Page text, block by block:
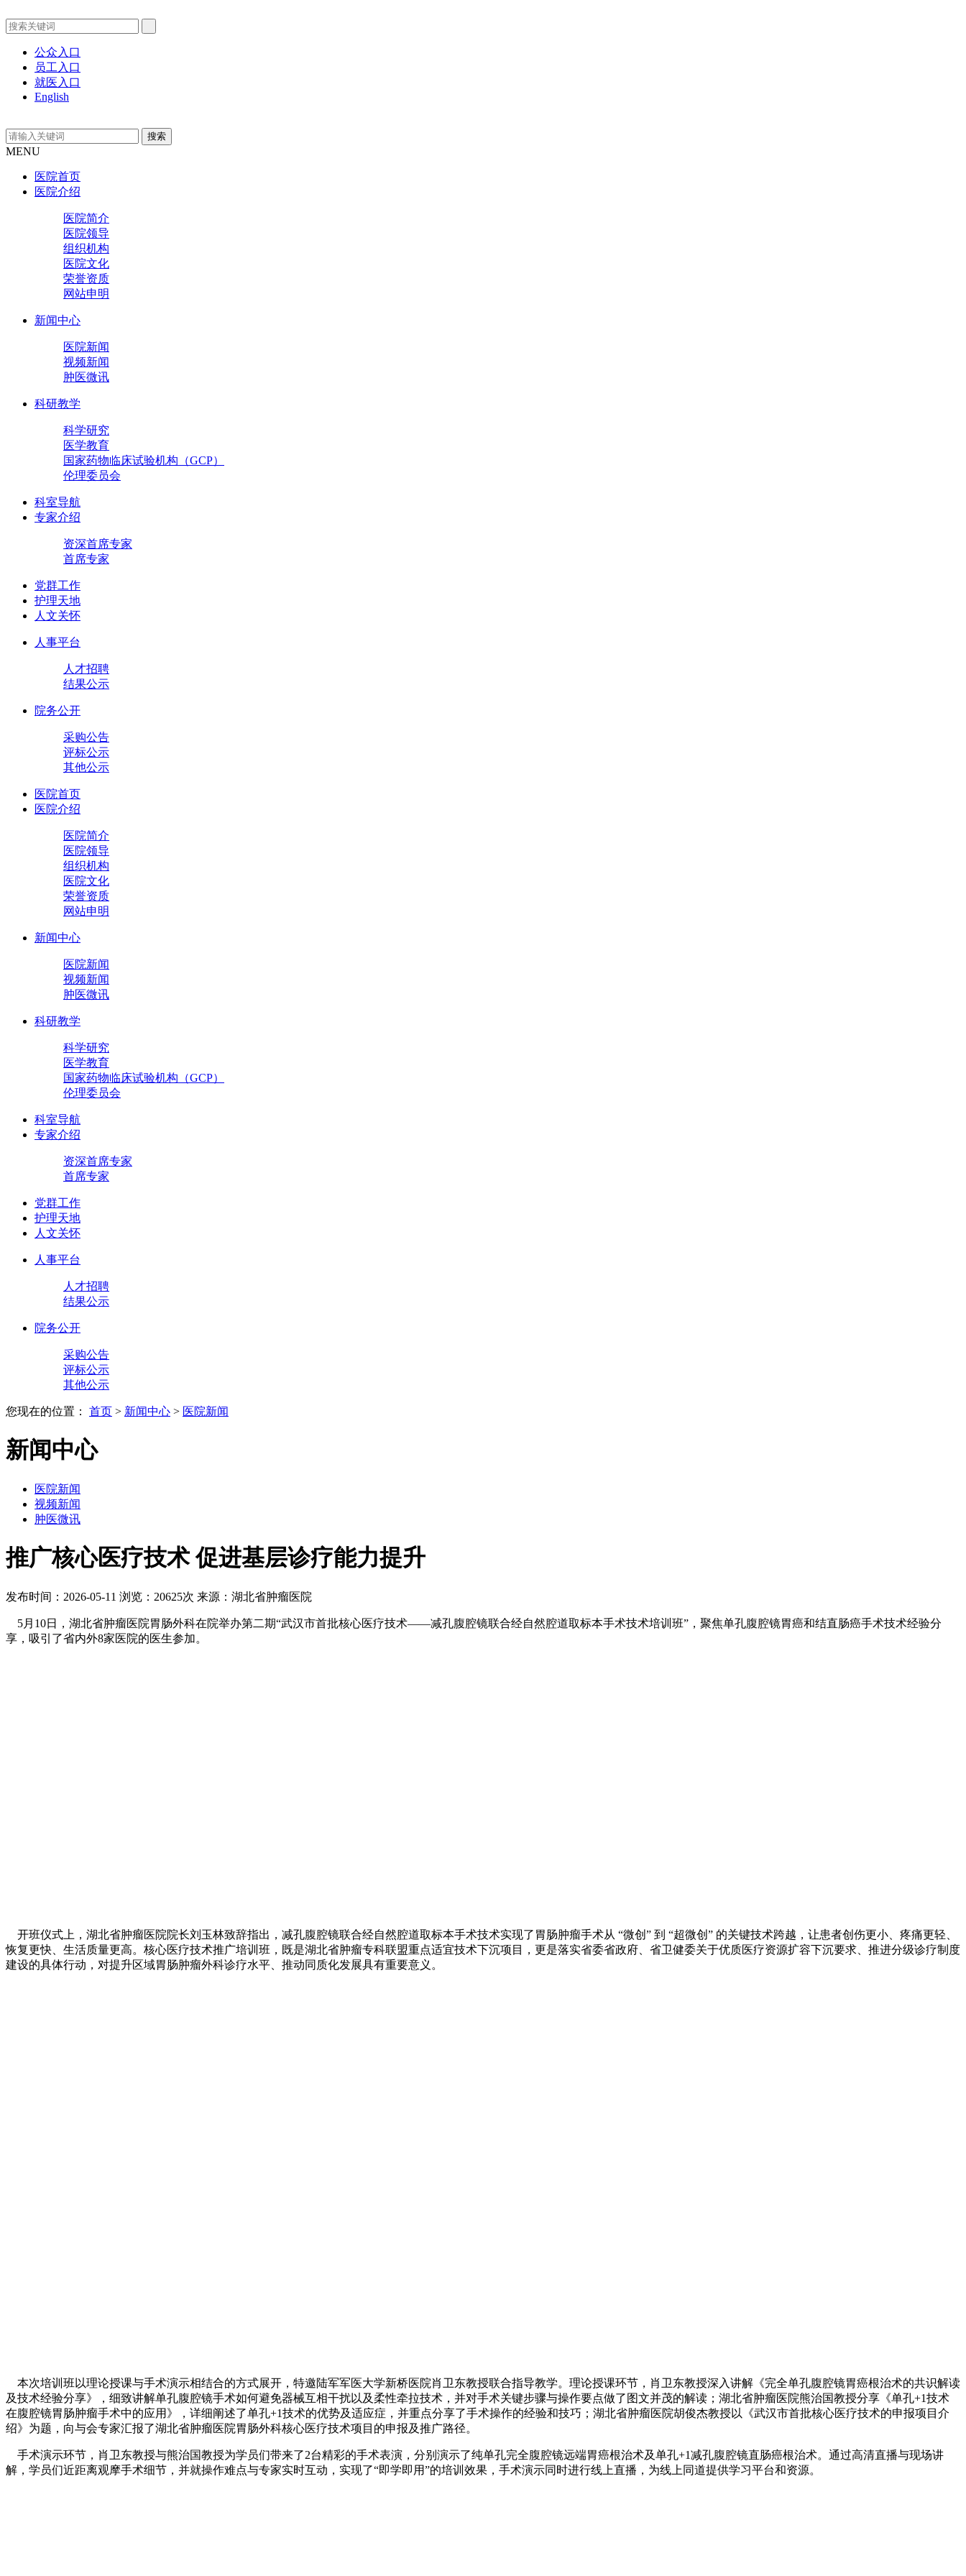
公众入口
员工入口
就医入口
English
MENU
医院首页
医院介绍
医院简介
医院领导
组织机构
医院文化
荣誉资质
网站申明
新闻中心
医院新闻
视频新闻
肿医微讯
科研教学
科学研究
医学教育
国家药物临床试验机构（GCP）
伦理委员会
科室导航
专家介绍
资深首席专家
首席专家
党群工作
护理天地
人文关怀
人事平台
人才招聘
结果公示
院务公开
采购公告
评标公示
其他公示
医院首页
医院介绍
医院简介
医院领导
组织机构
医院文化
荣誉资质
网站申明
新闻中心
医院新闻
视频新闻
肿医微讯
科研教学
科学研究
医学教育
国家药物临床试验机构（GCP）
伦理委员会
科室导航
专家介绍
资深首席专家
首席专家
党群工作
护理天地
人文关怀
人事平台
人才招聘
结果公示
院务公开
采购公告
评标公示
其他公示
您现在的位置： 首页 > 新闻中心 > 医院新闻
新闻中心
医院新闻
视频新闻
肿医微讯
推广核心医疗技术 促进基层诊疗能力提升
发布时间：2026-05-11 浏览：20625次 来源：湖北省肿瘤医院
5月10日，湖北省肿瘤医院胃肠外科在院举办第二期“武汉市首批核心医疗技术——减孔腹腔镜联合经自然腔道取标本手术技术培训班”，聚焦单孔腹腔镜胃癌和结直肠癌手术技术经验分
享，吸引了省内外8家医院的医生参加。
开班仪式上，湖北省肿瘤医院院长刘玉林致辞指出，减孔腹腔镜联合经自然腔道取标本手术技术实现了胃肠肿瘤手术从 “微创” 到 “超微创” 的关键技术跨越，让患者创伤更小、疼痛更轻、
恢复更快、生活质量更高。核心医疗技术推广培训班，既是湖北省肿瘤专科联盟重点适宜技术下沉项目，更是落实省委省政府、省卫健委关于优质医疗资源扩容下沉要求、推进分级诊疗制度
建设的具体行动，对提升区域胃肠肿瘤外科诊疗水平、推动同质化发展具有重要意义。
本次培训班以理论授课与手术演示相结合的方式展开，特邀陆军军医大学新桥医院肖卫东教授联合指导教学。理论授课环节，肖卫东教授深入讲解《完全单孔腹腔镜胃癌根治术的共识解读
及技术经验分享》，细致讲解单孔腹腔镜手术如何避免器械互相干扰以及柔性牵拉技术，并对手术关键步骤与操作要点做了图文并茂的解读；湖北省肿瘤医院熊治国教授分享《单孔+1技术
在腹腔镜胃肠肿瘤手术中的应用》，详细阐述了单孔+1技术的优势及适应症，并重点分享了手术操作的经验和技巧；湖北省肿瘤医院胡俊杰教授以《武汉市首批核心医疗技术的申报项目介
绍》为题，向与会专家汇报了湖北省肿瘤医院胃肠外科核心医疗技术项目的申报及推广路径。
手术演示环节，肖卫东教授与熊治国教授为学员们带来了2台精彩的手术表演，分别演示了纯单孔完全腹腔镜远端胃癌根治术及单孔+1减孔腹腔镜直肠癌根治术。通过高清直播与现场讲
解，学员们近距离观摩手术细节，并就操作难点与专家实时互动，实现了“即学即用”的培训效果，手术演示同时进行线上直播，为线上同道提供学习平台和资源。